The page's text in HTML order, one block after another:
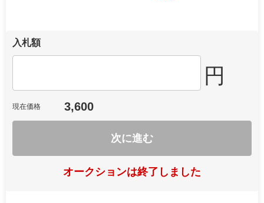
入札額
円
現在価格 3,600
次に進む
オークションは終了しました